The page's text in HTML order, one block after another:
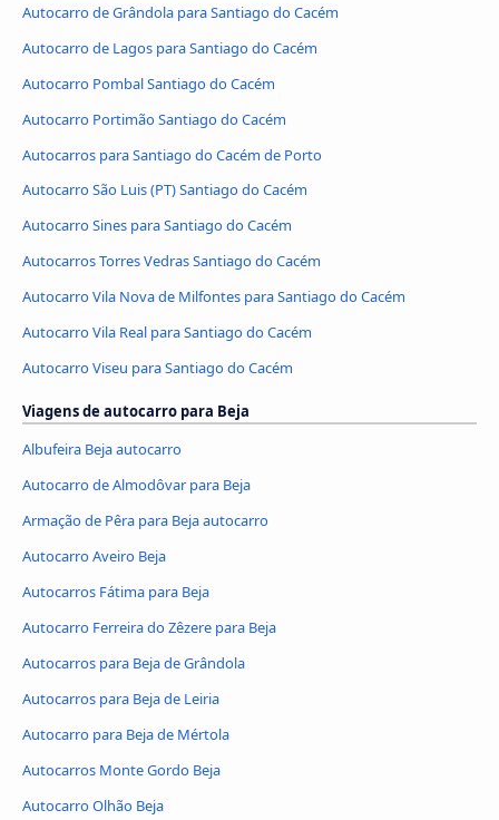
Autocarro de Grândola para Santiago do Cacém
Autocarro de Lagos para Santiago do Cacém
Autocarro Pombal Santiago do Cacém
Autocarro Portimão Santiago do Cacém
Autocarros para Santiago do Cacém de Porto
Autocarro São Luis (PT) Santiago do Cacém
Autocarro Sines para Santiago do Cacém
Autocarros Torres Vedras Santiago do Cacém
Autocarro Vila Nova de Milfontes para Santiago do Cacém
Autocarro Vila Real para Santiago do Cacém
Autocarro Viseu para Santiago do Cacém
Viagens de autocarro para Beja
Albufeira Beja autocarro
Autocarro de Almodôvar para Beja
Armação de Pêra para Beja autocarro
Autocarro Aveiro Beja
Autocarros Fátima para Beja
Autocarro Ferreira do Zêzere para Beja
Autocarros para Beja de Grândola
Autocarros para Beja de Leiria
Autocarro para Beja de Mértola
Autocarros Monte Gordo Beja
Autocarro Olhão Beja